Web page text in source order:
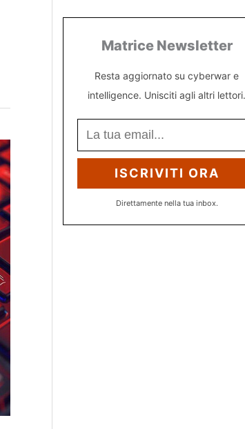
Matrice Newsletter
Resta aggiornato su cyberwar e
intelligence. Unisciti agli altri lettori.
ISCRIVITI ORA
Direttamente nella tua inbox.